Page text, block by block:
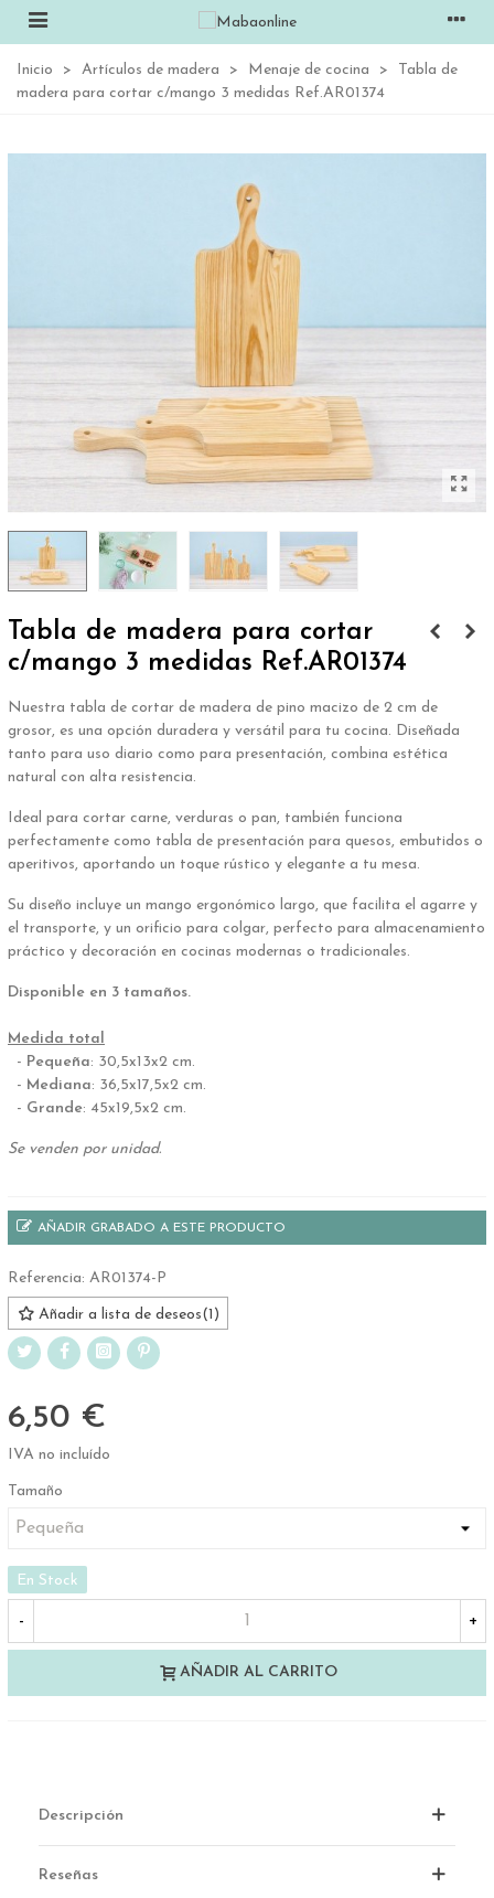
Inicio > Artículos de madera > Menaje de cocina >
Tabla de
madera para cortar c/mango 3 medidas Ref.AR01374
Tabla de madera para cortar
c/mango 3 medidas Ref.AR01374
Nuestra tabla de cortar de madera de pino macizo de 2 cm de
grosor, es una opción duradera y versátil para tu cocina. Diseñada
tanto para uso diario como para presentación, combina estética
natural con alta resistencia.
Ideal para cortar carne, verduras o pan, también funciona
perfectamente como tabla de presentación para quesos, embutidos o
aperitivos, aportando un toque rústico y elegante a tu mesa.
Su diseño incluye un mango ergonómico largo, que facilita el agarre y
el transporte, y un orificio para colgar, perfecto para almacenamiento
práctico y decoración en cocinas modernas o tradicionales.
Disponible en 3 tamaños.
Medida total
- Pequeña: 30,5x13x2 cm.
- Mediana: 36,5x17,5x2 cm.
- Grande: 45x19,5x2 cm.
Se venden por unidad.
AÑADIR GRABADO A ESTE PRODUCTO
Referencia: AR01374-P
Añadir a lista de deseos(1 )
6,50 €
IVA no incluído
Tamaño
En Stock
- +
AÑADIR AL CARRITO
Descripción
Reseñas